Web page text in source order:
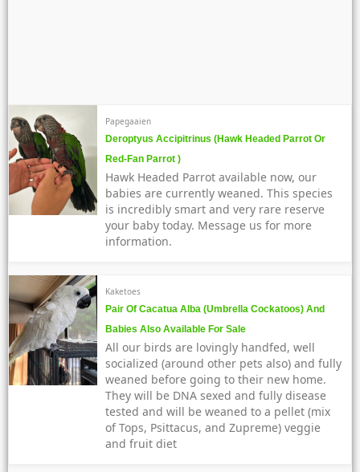
Papegaaien
Deroptyus Accipitrinus (Hawk Headed Parrot Or
Red-Fan Parrot )
Hawk Headed Parrot available now, our
babies are currently weaned. This species
is incredibly smart and very rare reserve
your baby today. Message us for more
information.
Kaketoes
Pair Of Cacatua Alba (Umbrella Cockatoos) And
Babies Also Available For Sale
All our birds are lovingly handfed, well
socialized (around other pets also) and fully
weaned before going to their new home.
They will be DNA sexed and fully disease
tested and will be weaned to a pellet (mix
of Tops, Psittacus, and Zupreme) veggie
and fruit diet